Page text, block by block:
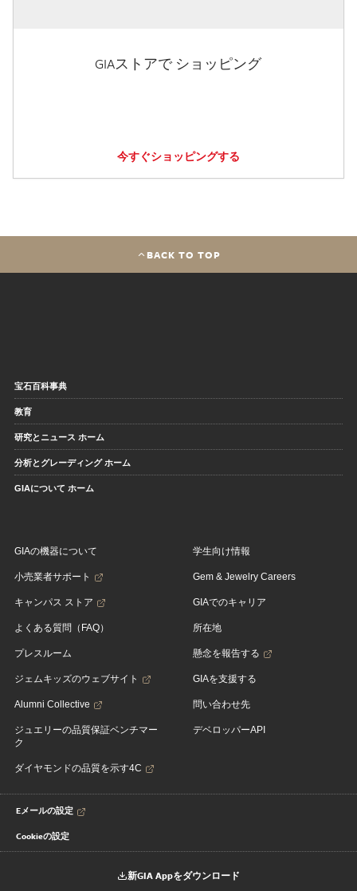
GIAストアで ショッピング
今すぐショッピングする
BACK TO TOP
宝石百科事典
教育
研究とニュース ホーム
分析とグレーディング ホーム
GIAについて ホーム
GIAの機器について
小売業者サポート
キャンパス ストア
よくある質問（FAQ）
プレスルーム
ジェムキッズのウェブサイト
Alumni Collective
ジュエリーの品質保証ベンチマー
ク
ダイヤモンドの品質を示す4C
学生向け情報
Gem & Jewelry Careers
GIAでのキャリア
所在地
懸念を報告する
GIAを支援する
問い合わせ先
デベロッパーAPI
Eメールの設定
Cookieの設定
新GIA Appをダウンロード